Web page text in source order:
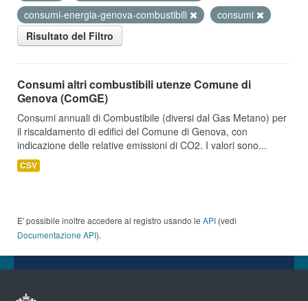
consumi-energia-genova-combustibili
consumi
Risultato del Filtro
Consumi altri combustibili utenze Comune di
Genova (ComGE)
Consumi annuali di Combustibile (diversi dal Gas Metano) per
il riscaldamento di edifici del Comune di Genova, con
indicazione delle relative emissioni di CO2. I valori sono...
CSV
E' possibile inoltre accedere al registro usando le API (vedi
Documentazione API).